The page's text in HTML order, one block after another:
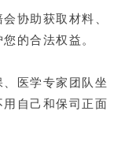
协助获取材料、
的合法权益。
医学专家团队坐
自己和保司正面